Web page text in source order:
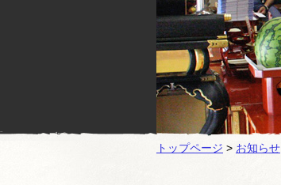
トップページ > お知らせ